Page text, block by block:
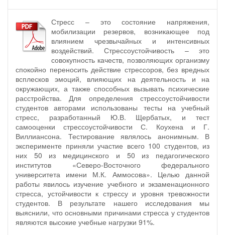
Стресс – это состояние напряжения,
мобилизации резервов, возникающее под
влиянием чрезвычайных и интенсивных
воздействий. Стрессоустойчивость – это
совокупность качеств, позволяющих организму
спокойно переносить действие стрессоров, без вредных
всплесков эмоций, влияющих на деятельность и на
окружающих, а также способных вызывать психические
расстройства. Для определения стрессоустойчивости
студентов авторами использованы тесты на учебный
стресс, разработанный Ю.В. Щербатых, и тест
самооценки стрессоустойчивости С. Коухена и Г.
Виллиансона. Тестирование являлось анонимным. В
эксперименте приняли участие всего 100 студентов, из
них 50 из медицинского и 50 из педагогического
институтов «Северо-Восточного федерального
университета имени М.К. Аммосова». Целью данной
работы явилось изучение учебного и экзаменационного
стресса, устойчивости к стрессу и уровня тревожности
студентов. В результате нашего исследования мы
выяснили, что основными причинами стресса у студентов
являются высокие учебные нагрузки 91%.